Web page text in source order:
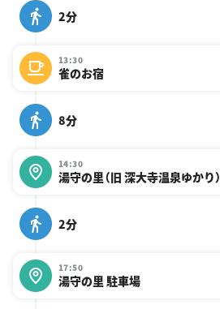
2分
13:30
雀のお宿
8分
14:30
湯守の里（旧 深大寺温泉ゆかり）
2分
17:50
湯守の里 駐車場